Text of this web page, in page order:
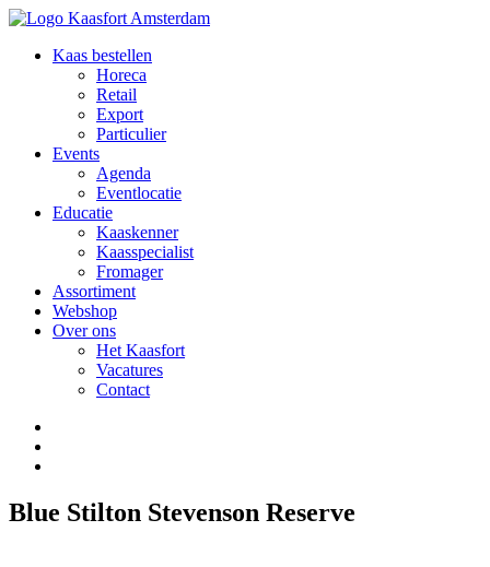
Kaas bestellen
Horeca
Retail
Export
Particulier
Events
Agenda
Eventlocatie
Educatie
Kaaskenner
Kaasspecialist
Fromager
Assortiment
Webshop
Over ons
Het Kaasfort
Vacatures
Contact
Blue Stilton Stevenson Reserve